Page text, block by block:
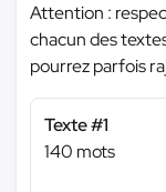
Attention :
chacun des
pourrez parfois
Texte #1
140 mots